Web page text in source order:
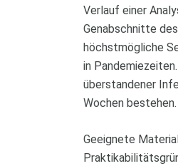
Verlauf einer
Genabschnitte
höchstmögliche
in
überstandener
Wochen bestehen.
Geeignete